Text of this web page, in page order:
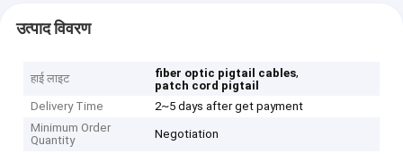
उत्पाद विवरण
हाई लाइट fiber optic pigtail cables,
patch cord pigtail
Delivery Time
2~5 days after get payment
Minimum Order
Quantity
Negotiation